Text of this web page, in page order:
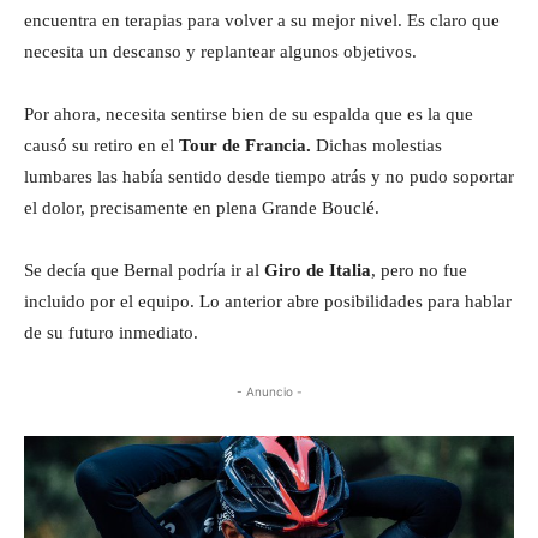
encuentra en terapias para volver a su mejor nivel. Es claro que
necesita un descanso y replantear algunos objetivos.
Por ahora, necesita sentirse bien de su espalda que es la que
causó su retiro en el Tour de Francia. Dichas molestias
lumbares las había sentido desde tiempo atrás y no pudo soportar
el dolor, precisamente en plena Grande Bouclé.
Se decía que Bernal podría ir al Giro de Italia, pero no fue
incluido por el equipo. Lo anterior abre posibilidades para hablar
de su futuro inmediato.
- Anuncio -